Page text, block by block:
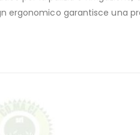
ergonomico garantisce una